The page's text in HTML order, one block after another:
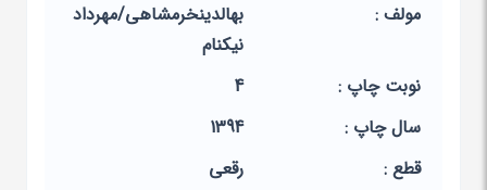
مولف :
بهالدین‏خرمشاهی‏/مهرداد
نیکنام‏
نوبت چاپ :
4
سال چاپ :
1394
قطع :
رقعی